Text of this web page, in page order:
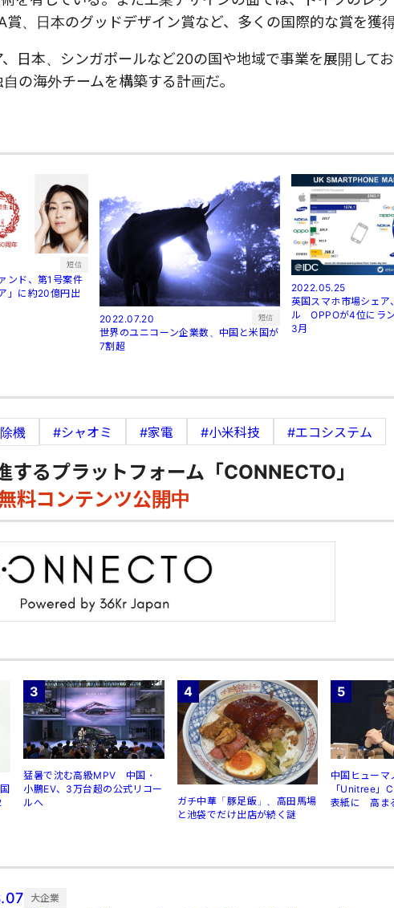
賞、日本のグッドデザイン賞など、多くの国際的な賞を獲
日本、シンガポールなど20の国や地域で事業を展開して
の海外チームを構築する計画だ。
短信
ンド、第1号案件
」に約20億円出
2022.07.20
短信
世界のユニコーン企業数、中国と米国が
7割超
2022.05.25
英国スマホ市場シェア
ル OPPOが4位にラ
3月
機 #シャオミ #家電 #小米科技 #エコシステム
するプラットフォーム「CONNECTO」
料コンテンツ公開中
3
猛暑で沈む高級MPV 中国・
小鵬EV、3万台超の公式リコー
ルへ
4
ガチ中華「豚足飯」、高田馬場
と池袋でだけ出店が続く謎
5
中国ヒューマ
「Unitree」
表紙に 高ま
大企業